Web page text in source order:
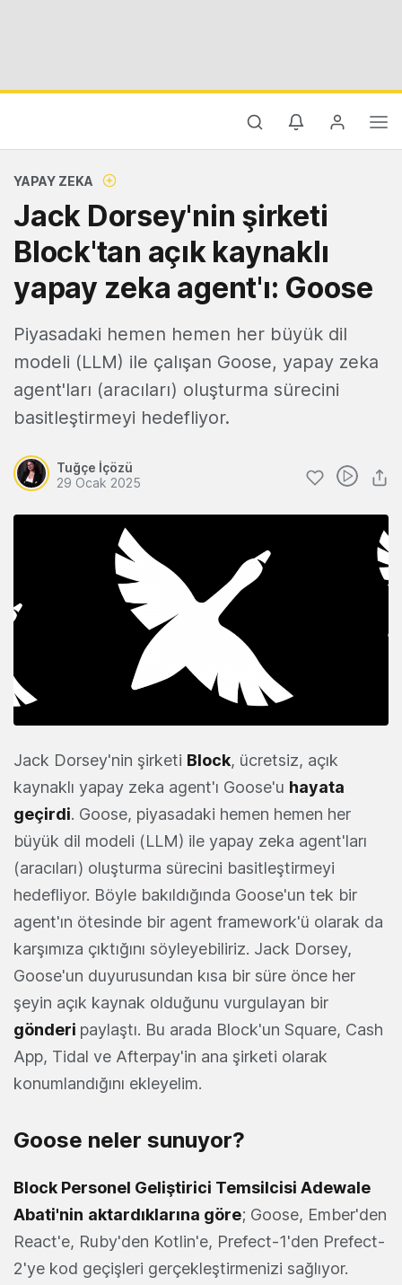
YAPAY ZEKA
Jack Dorsey'nin şirketi
Block'tan açık kaynaklı
yapay zeka agent'ı: Goose
Piyasadaki hemen hemen her büyük dil
modeli (LLM) ile çalışan Goose, yapay zeka
agent'ları (aracıları) oluşturma sürecini
basitleştirmeyi hedefliyor.
Tuğçe İçözü
29 Ocak 2025
Jack Dorsey'nin şirketi Block, ücretsiz, açık
kaynaklı yapay zeka agent'ı Goose'u hayata
geçirdi. Goose, piyasadaki hemen hemen her
büyük dil modeli (LLM) ile yapay zeka agent'ları
(aracıları) oluşturma sürecini basitleştirmeyi
hedefliyor. Böyle bakıldığında Goose'un tek bir
agent'ın ötesinde bir agent framework'ü olarak da
karşımıza çıktığını söyleyebiliriz. Jack Dorsey,
Goose'un duyurusundan kısa bir süre önce her
şeyin açık kaynak olduğunu vurgulayan bir
gönderi paylaştı. Bu arada Block'un Square, Cash
App, Tidal ve Afterpay'in ana şirketi olarak
konumlandığını ekleyelim.
Goose neler sunuyor?
Block Personel Geliştirici Temsilcisi Adewale
Abati'nin aktardıklarına göre; Goose, Ember'den
React'e, Ruby'den Kotlin'e, Prefect-1'den Prefect-
2'ye kod geçişleri gerçekleştirmenizi sağlıyor.